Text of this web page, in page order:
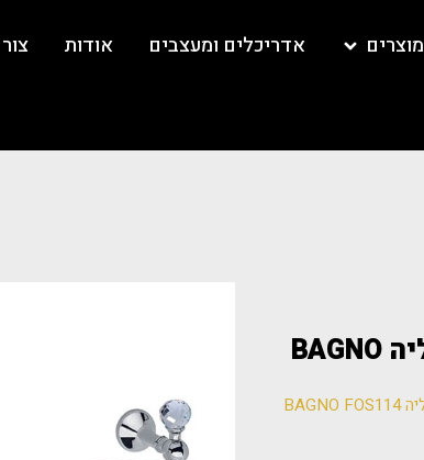
מוצרים אדריכלים ומעצבים אודות
מדף זכוכית 60 כרום סוורובסקי איטליה BAGNO
/ מדף זכוכית 60 כרום סוורובסקי איטליה BAGNO FOS114